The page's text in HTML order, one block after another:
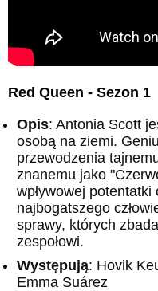
Red Queen - Sezon 1
Opis: Antonia Scott
osobą na ziemi.
przewodzenia
znanemu jako
wpływowej
najbogatszego
sprawy, których
zespołowi.
Występują: Hovik
Emma Suárez